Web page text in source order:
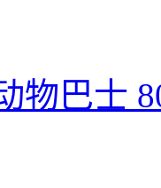
物巴士